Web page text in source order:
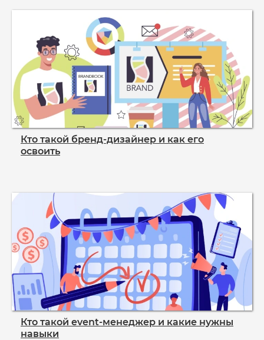
Кто такой бренд‑дизайнер и как его
освоить
Кто такой event‑менеджер и какие нужны
навыки